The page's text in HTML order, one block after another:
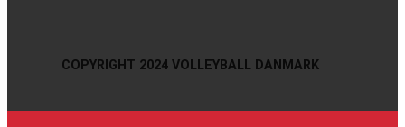
COPYRIGHT 2024 VOLLEYBALL DANMARK